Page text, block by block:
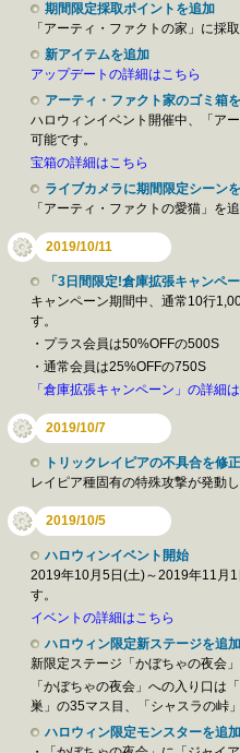
期間限定採取ポイントを追加
「アーティ・ファクトの家」に採
新アイテムを追加
アップデートの詳細はこちら
アーティ・ファクト家のゴミ箱
ハロウィンイベント開催中、「ア
可能です。
宝箱の詳細はこちら
ライブカメラに期間限定シーン
「アーティ・ファクトの愛猫」を
2019/10/11
「3日間限定!倉庫拡張キャンペ
キャンペーン期間中、通常10行
す。
・プラス会員は50%OFFの500S
・通常会員は25%OFFの750S
「倉庫拡張キャンペーン」の詳細
2019/10/7
トリックレイピアの不具合を修正
レイピア種固有の特殊攻撃が発動
2019/10/5
ハロウィンイベント開始
2019年10月5日(土)～2019年11月
す。
イベントの詳細はこちら
ハロウィン限定新ステージを追加
新限定ステージ「かぼちゃの夜会
「かぼちゃの夜会」への入り口は
巣」の35マス目、「シャスラの峠
ハロウィン限定モンスターを追加